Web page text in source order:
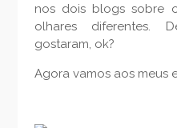
nos dois blogs sobre
olhares diferentes.
gostaram, ok?
Agora vamos aos meus